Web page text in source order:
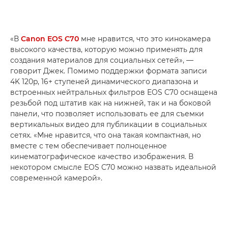
«В Canon EOS C70 мне нравится, что это кинокамера
высокого качества, которую можно применять для
создания материалов для социальных сетей», —
говорит Джек. Помимо поддержки формата записи
4K 120p, 16+ ступеней динамического диапазона и
встроенных нейтральных фильтров EOS C70 оснащена
резьбой под штатив как на нижней, так и на боковой
панели, что позволяет использовать ее для съемки
вертикальных видео для публикации в социальных
сетях. «Мне нравится, что она такая компактная, но
вместе с тем обеспечивает полноценное
кинематографическое качество изображения. В
некотором смысле EOS C70 можно назвать идеальной
современной камерой».